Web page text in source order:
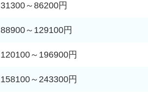
31300～86200円
88900～129100円
120100～196900円
158100～243300円